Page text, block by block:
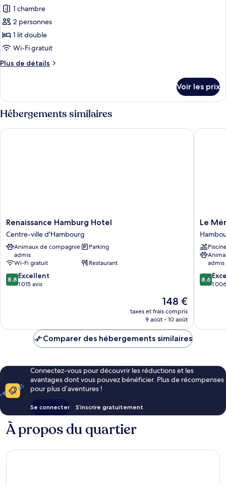
Deluxe,
très
grand
lit
photos
pour
ce
type
chambre :
lit
double
1 chambre
2 personnes
1 lit double
Wi-Fi gratuit
Plus de détails
Plus
le
type
de
Chambre
Voir les prix
Hébergements similaires
Renaissance
Hamburg
Hotel
Centre-
ville
d'Hambourg
Renaissance Hamburg Hotel
Centre-ville d'Hambourg
Animaux de compagnie
admis
Parking
Wi-Fi gratuit
Restaurant
8.8
sur
8,8 Excellent
1 015 avis
Le
nouveau
prix
de
148 €
taxes et frais compris
9 août - 10 août
Renaissance Hamburg Hotel
Le
Mitte
Le
admis
8.6
sur
8,6
1
Le
Comparer des hébergements similaires
Connectez-vous pour découvrir les réductions et les
avantages dont vous pouvez bénéficier. Plus de récompenses
pour plus d’aventures !
Se connecter S’inscrire gratuitement
À propos du quartier